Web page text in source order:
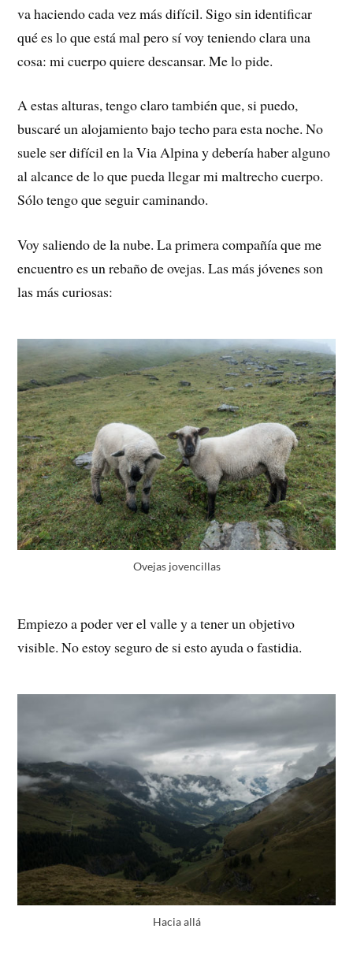
va haciendo cada vez más difícil. Sigo sin identificar
qué es lo que está mal pero sí voy teniendo clara una
cosa: mi cuerpo quiere descansar. Me lo pide.
A estas alturas, tengo claro también que, si puedo,
buscaré un alojamiento bajo techo para esta noche. No
suele ser difícil en la Via Alpina y debería haber alguno
al alcance de lo que pueda llegar mi maltrecho cuerpo.
Sólo tengo que seguir caminando.
Voy saliendo de la nube. La primera compañía que me
encuentro es un rebaño de ovejas. Las más jóvenes son
las más curiosas:
Ovejas jovencillas
Empiezo a poder ver el valle y a tener un objetivo
visible. No estoy seguro de si esto ayuda o fastidia.
Hacia allá